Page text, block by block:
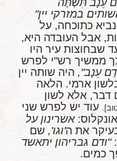
עֵנָב תִּשְׁתֶּה
במזרקי יין"
כתוכחה, על
אבל העובדה היא,
שבחוצות עיר היו
ממשיך רש"י לפרש
עֵנָב", היה שותה יין
בלשון ארמי. הלאה
דבר, אלא לשון
טוב]. עוד יש לפרש שני
אשרינון על
את ה'וגו', שם
"ודם גבריהון יתאשד
כמים.